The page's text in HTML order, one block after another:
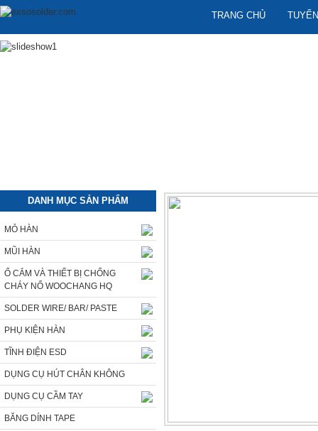
TRANG CHỦ
DANH MỤC SẢN PHẨM
MỎ HÀN
MŨI HÀN
Ổ CẮM VÀ THIẾT BỊ CHỐNG
CHÁY NỔ WOOCHANG HQ
SOLDER WIRE/ BAR/ PASTE
PHỤ KIỆN HÀN
TĨNH ĐIỆN ESD
DỤNG CỤ HÚT CHÂN KHÔNG
DỤNG CỤ CẦM TAY
BĂNG DÍNH TAPE